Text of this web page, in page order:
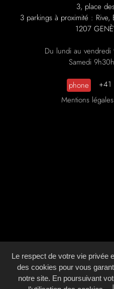
3, place
3 parkings à proximité :
1207
Du lundi au vendredi
Samedi
phone
Mentions
Site réalisé avec le Système de
Le respect de votre vie privée
des cookies pour vous
notre site. En poursuivant